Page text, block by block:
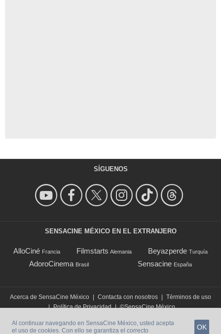
SÍGUENOS
SENSACINE MÉXICO EN EL EXTRANJERO
AlloCiné Francia Filmstarts Alemania Beyazperde Turquía
AdoroCinema Brasil Sensacine España
Acerca de SensaCine México | Contacta con nosotros | Términos de uso
| Política de Privacidad | ©SensaCine México
Al continuar navegando en SensaCine México, usted acepta
el uso de cookies. Con ello se garantiza el correcto
OK